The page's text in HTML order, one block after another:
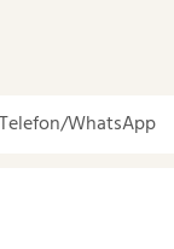
Telefon/WhatsApp